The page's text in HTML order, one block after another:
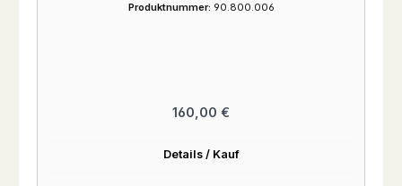
Produktnummer: 90.800.006
Regulärer Preis:
160,00 €
Details / Kauf